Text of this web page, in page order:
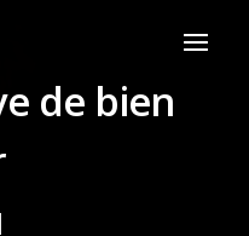
de bien